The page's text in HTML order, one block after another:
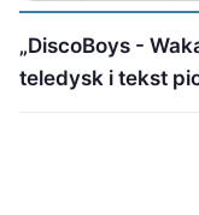
„DiscoBoys -
teledysk i tekst